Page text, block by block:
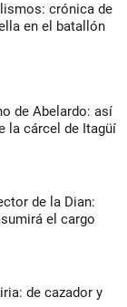
crónica de
en el batallón
de Abelardo: así
la cárcel de Itagüí
de la Dian:
el cargo
de cazador y